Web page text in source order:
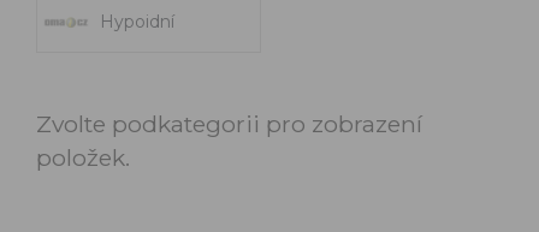
Hypoidní
Zvolte podkategorii pro zobrazení
položek.